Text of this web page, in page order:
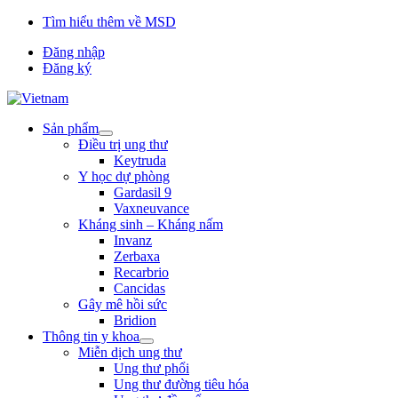
Tìm hiểu thêm về MSD
Đăng nhập
Đăng ký
Sản phẩm
Open
submenu
Điều trị ung thư
Keytruda
Y học dự phòng
Gardasil 9
Vaxneuvance
Kháng sinh – Kháng nấm
Invanz
Zerbaxa
Recarbrio
Cancidas
Gây mê hồi sức
Bridion
Thông tin y khoa
Open
submenu
Miễn dịch ung thư
Ung thư phổi
Ung thư đường tiêu hóa